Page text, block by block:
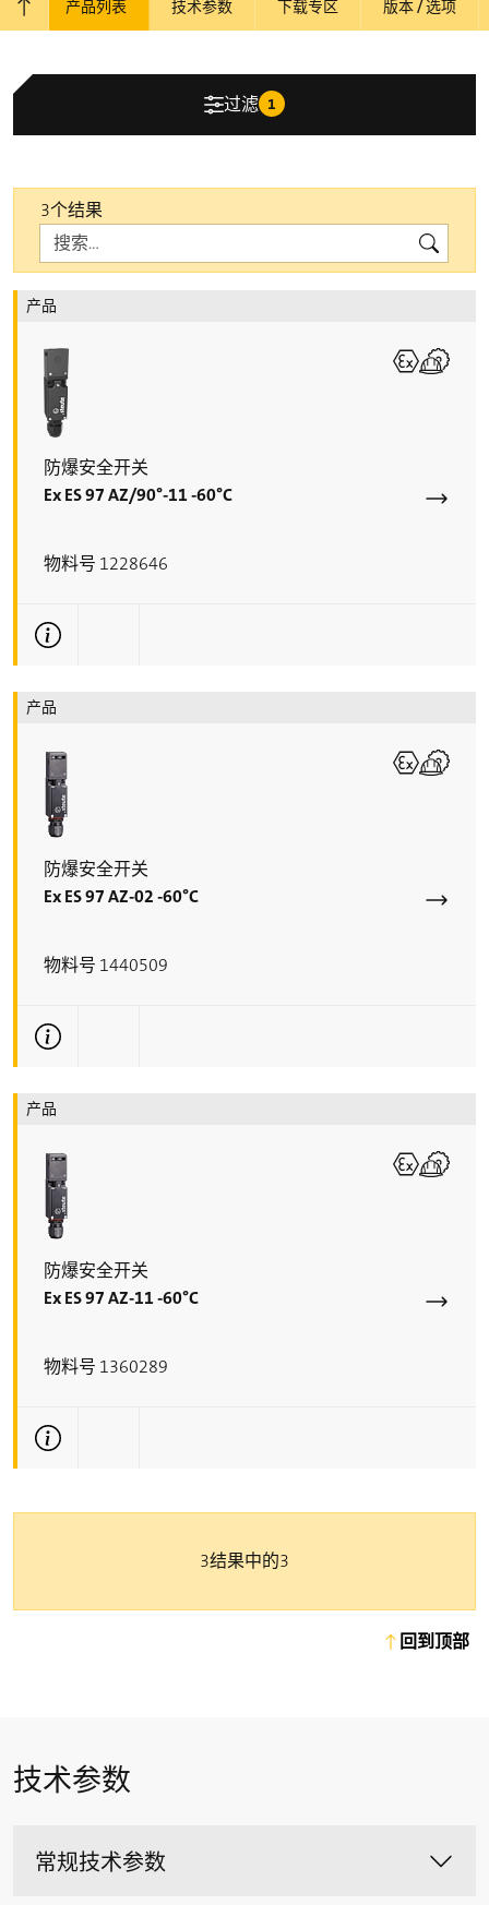
回到顶部产品列表 技术参数 下载专区 版本 / 选项
过滤 1
3个结果
Search
Search
产品
防爆安全开关
Ex ES 97 AZ/90°-11 -60°C
物料号 1228646
更多技术信息
产品
防爆安全开关
Ex ES 97 AZ-02 -60°C
物料号 1440509
更多技术信息
产品
防爆安全开关
Ex ES 97 AZ-11 -60°C
物料号 1360289
更多技术信息
3结果中的3
回到顶部
技术参数
常规技术参数